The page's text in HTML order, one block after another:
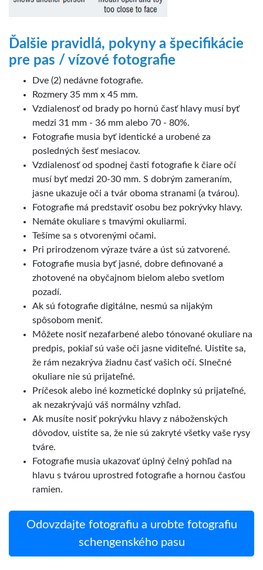
Ďalšie pravidlá, pokyny a špecifikácie
pre pas / vízové fotografie
Dve (2) nedávne fotografie.
Rozmery 35 mm x 45 mm.
Vzdialenosť od brady po hornú časť hlavy musí byť
medzi 31 mm - 36 mm alebo 70 - 80%.
Fotografie musia byť identické a urobené za
posledných šesť mesiacov.
Vzdialenosť od spodnej časti fotografie k čiare očí
musí byť medzi 20-30 mm. S dobrým zameraním,
jasne ukazuje oči a tvár oboma stranami (a tvárou).
Fotografie má predstaviť osobu bez pokrývky hlavy.
Nemáte okuliare s tmavými okuliarmi.
Tešíme sa s otvorenými očami.
Pri prirodzenom výraze tváre a úst sú zatvorené.
Fotografie musia byť jasné, dobre definované a
zhotovené na obyčajnom bielom alebo svetlom
pozadí.
Ak sú fotografie digitálne, nesmú sa nijakým
spôsobom meniť.
Môžete nosiť nezafarbené alebo tónované okuliare na
predpis, pokiaľ sú vaše oči jasne viditeľné. Uistite sa,
že rám nezakrýva žiadnu časť vašich očí. Slnečné
okuliare nie sú prijateľné.
Príčesok alebo iné kozmetické doplnky sú prijateľné,
ak nezakrývajú váš normálny vzhľad.
Ak musíte nosiť pokrývku hlavy z náboženských
dôvodov, uistite sa, že nie sú zakryté všetky vaše rysy
tváre.
Fotografie musia ukazovať úplný čelný pohľad na
hlavu s tvárou uprostred fotografie a hornou časťou
ramien.
Odovzdajte fotografiu a urobte fotografiu
schengenského pasu